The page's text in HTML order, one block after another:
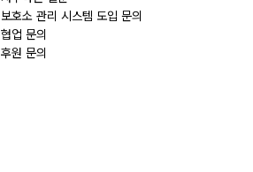
보호소 관리 시스템 도입 문의
협업 문의
후원 문의